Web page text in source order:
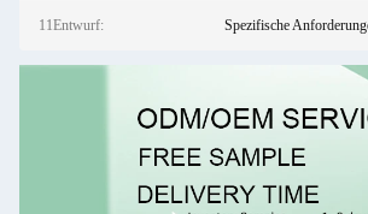
11Entwurf: Spezifische